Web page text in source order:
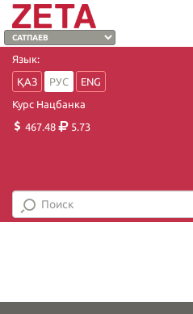
Язык:
ҚАЗ
РУС
ENG
Курс Нацбанка
467.48
5.73